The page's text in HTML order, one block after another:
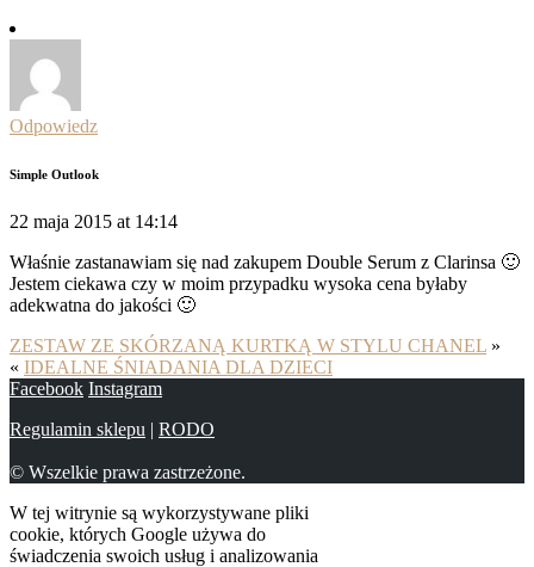
Odpowiedz
Simple Outlook
22 maja 2015 at 14:14
Właśnie zastanawiam się nad zakupem Double Serum z Clarinsa 🙂
Jestem ciekawa czy w moim przypadku wysoka cena byłaby
adekwatna do jakości 🙂
ZESTAW ZE SKÓRZANĄ KURTKĄ W STYLU CHANEL »
« IDEALNE ŚNIADANIA DLA DZIECI
Facebook Instagram
Regulamin sklepu | RODO
© Wszelkie prawa zastrzeżone.
W tej witrynie są wykorzystywane pliki
cookie, których Google używa do
świadczenia swoich usług i analizowania